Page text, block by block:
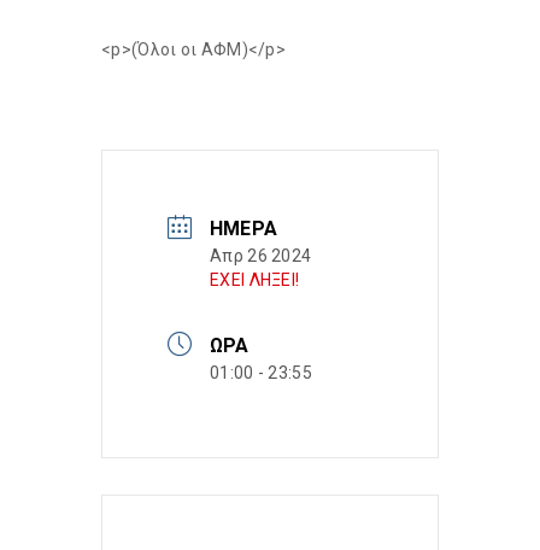
<p>(Όλοι οι ΑΦΜ)</p>
ΗΜΈΡΑ
Απρ 26 2024
ΕΧΕΙ ΛΗΞΕΙ!
ΏΡΑ
01:00 - 23:55